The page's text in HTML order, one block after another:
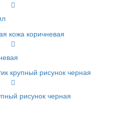
рисунок черная